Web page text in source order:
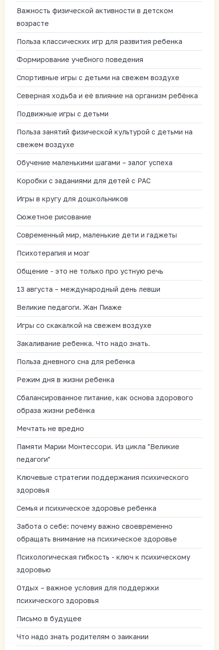
Важность физической активности в детском
возрасте
Польза классических игр для развития ребенка
Формирование учебного поведения
Спортивные игры с детьми на свежем воздухе
Северная ходьба и её влияние на организм ребёнка
Подвижные игры с детьми
Польза занятий физической культурой с детьми на
свежем воздухе
Обучение маленькими шагами – залог успеха
Коробки с заданиями для детей с РАС
Игры в кругу для дошкольников
Сюжетное рисование
Современный мир, маленькие дети и гаджеты
Психотерапия и мозг
Общение - это не только про устную речь
13 августа – международный день левши
Великие педагоги. Жан Пиаже
Игры со скакалкой на свежем воздухе
Закаливание ребенка. Что надо знать.
Польза дневного сна для ребенка
Режим дня в жизни ребенка
Сбалансированное питание, как основа здорового
образа жизни ребёнка
Мечтать не вредно
Памяти Марии Монтессори. Из цикла "Великие
педагоги"
Ключевые стратегии поддержания психического
здоровья
Семья и психическое здоровье ребенка
Забота о себе: почему важно своевременно
обращать внимание на психическое здоровье
Психологическая гибкость - ключ к психическому
здоровью
Отдых – важное условия для поддержки
психического здоровья
Письмо в будущее
Что надо знать родителям о заикании